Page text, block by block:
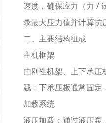
速度，确保应力（力 /
录最大压力值并计算抗
二、主要结构组成
主机框架
由刚性机架、上下承
载；下承压板通常固定
加载系统
液压加载：通过液压泵